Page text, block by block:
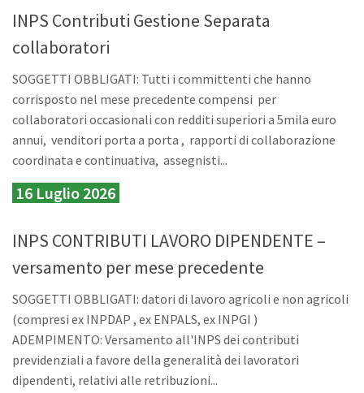
INPS Contributi Gestione Separata
collaboratori
SOGGETTI OBBLIGATI: Tutti i committenti che hanno
corrisposto nel mese precedente compensi per
collaboratori occasionali con redditi superiori a 5mila euro
annui, venditori porta a porta , rapporti di collaborazione
coordinata e continuativa, assegnisti...
16 Luglio 2026
INPS CONTRIBUTI LAVORO DIPENDENTE –
versamento per mese precedente
SOGGETTI OBBLIGATI: datori di lavoro agricoli e non agricoli
(compresi ex INPDAP , ex ENPALS, ex INPGI )
ADEMPIMENTO: Versamento all'INPS dei contributi
previdenziali a favore della generalità dei lavoratori
dipendenti, relativi alle retribuzioni...